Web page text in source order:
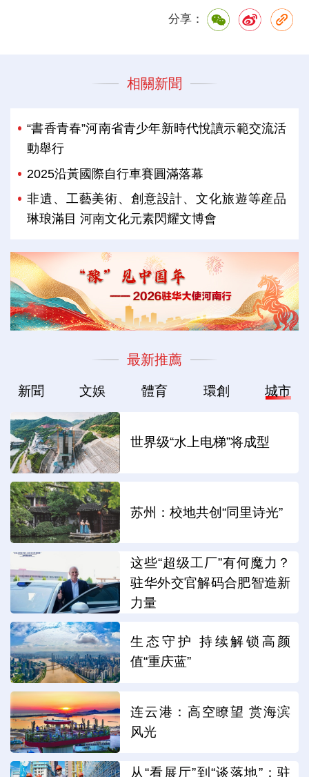
分享：
相關新聞
“書香青春”河南省青少年新時代悅讀示範交流活
動舉行
2025沿黃國際自行車賽圓滿落幕
非遺、工藝美術、創意設計、文化旅遊等産品
琳琅滿目 河南文化元素閃耀文博會
最新推薦
新聞 文娛 體育 環創 城市
世界级“水上电梯”将成型
苏州：校地共创“同里诗光”
这些“超级工厂”有何魔力？
驻华外交官解码合肥智造新
力量
生态守护 持续解锁高颜
值“重庆蓝”
连云港：高空瞭望 赏海滨
风光
从“看展厅”到“谈落地”：驻